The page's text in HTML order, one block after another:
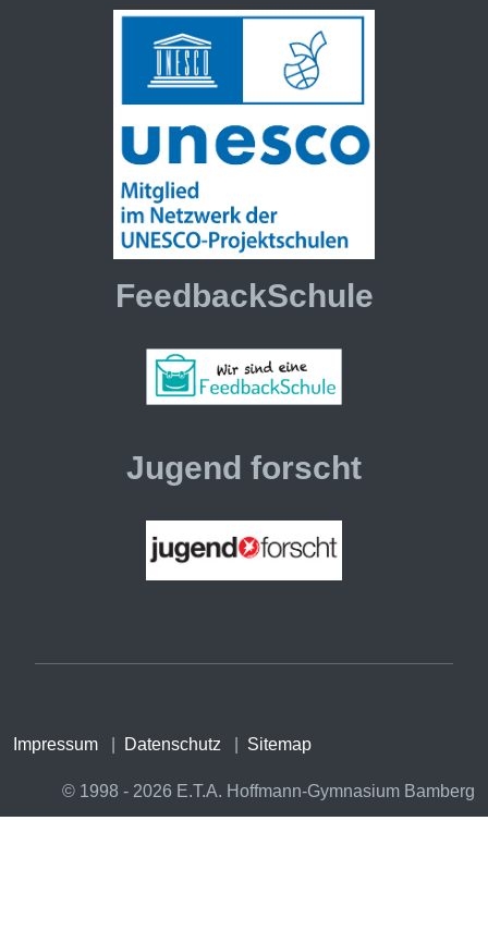
FeedbackSchule
Jugend forscht
Impressum Datenschutz Sitemap
© 1998 - 2026 E.T.A. Hoffmann-Gymnasium Bamberg